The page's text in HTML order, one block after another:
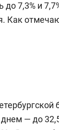
7,3% и
Как
— до
ребенку
и научить